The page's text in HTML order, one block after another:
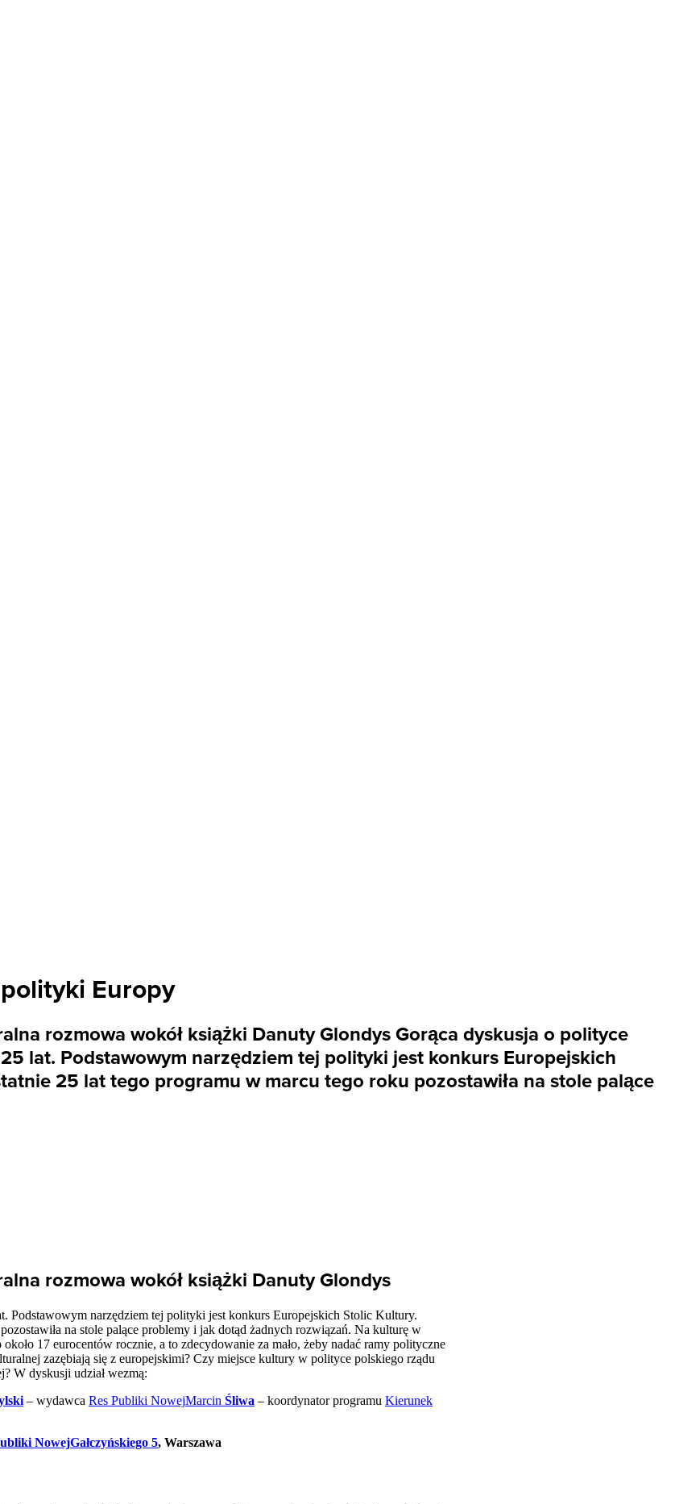
Europy
rozmowa wokół książki Danuty Glondys Gorąca dyskusja o polityce
lat. Podstawowym narzędziem tej polityki jest konkurs Europejskich
25 lat tego programu w marcu tego roku pozostawiła na stole palące
rozmowa wokół książki Danuty Glondys
Podstawowym narzędziem tej polityki jest konkurs Europejskich Stolic Kultury.
na stole palące problemy i jak dotąd żadnych rozwiązań. Na kulturę w
17 eurocentów rocznie, a to zdecydowanie za mało, żeby nadać ramy polityczne
zazębiają się z europejskimi? Czy miejsce kultury w polityce polskiego rządu
W dyskusji udział wezmą:
– wydawca Res Publiki NowejMarcin Śliwa – koordynator programu Kierunek
NowejGałczyńskiego 5, Warszawa